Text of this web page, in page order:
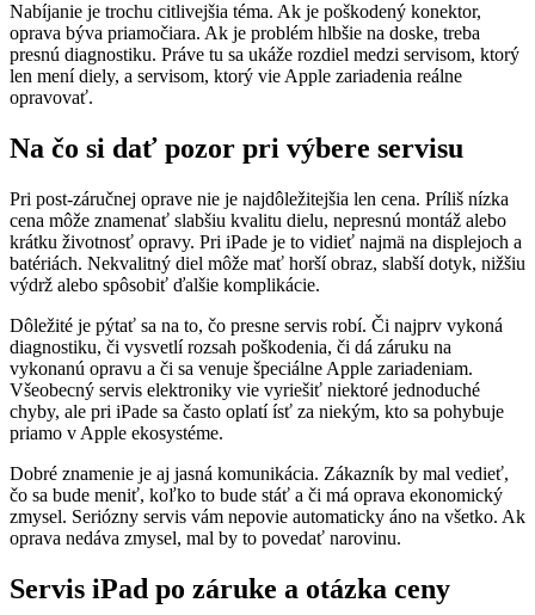
Nabíjanie je trochu citlivejšia téma. Ak je poškodený konektor,
oprava býva priamočiara. Ak je problém hlbšie na doske, treba
presnú diagnostiku. Práve tu sa ukáže rozdiel medzi servisom, ktorý
len mení diely, a servisom, ktorý vie Apple zariadenia reálne
opravovať.
Na čo si dať pozor pri výbere servisu
Pri post-záručnej oprave nie je najdôležitejšia len cena. Príliš nízka
cena môže znamenať slabšiu kvalitu dielu, nepresnú montáž alebo
krátku životnosť opravy. Pri iPade je to vidieť najmä na displejoch a
batériách. Nekvalitný diel môže mať horší obraz, slabší dotyk, nižšiu
výdrž alebo spôsobiť ďalšie komplikácie.
Dôležité je pýtať sa na to, čo presne servis robí. Či najprv vykoná
diagnostiku, či vysvetlí rozsah poškodenia, či dá záruku na
vykonanú opravu a či sa venuje špeciálne Apple zariadeniam.
Všeobecný servis elektroniky vie vyriešiť niektoré jednoduché
chyby, ale pri iPade sa často oplatí ísť za niekým, kto sa pohybuje
priamo v Apple ekosystéme.
Dobré znamenie je aj jasná komunikácia. Zákazník by mal vedieť,
čo sa bude meniť, koľko to bude stáť a či má oprava ekonomický
zmysel. Seriózny servis vám nepovie automaticky áno na všetko. Ak
oprava nedáva zmysel, mal by to povedať narovinu.
Servis iPad po záruke a otázka ceny